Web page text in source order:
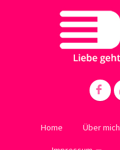
Home Über mich